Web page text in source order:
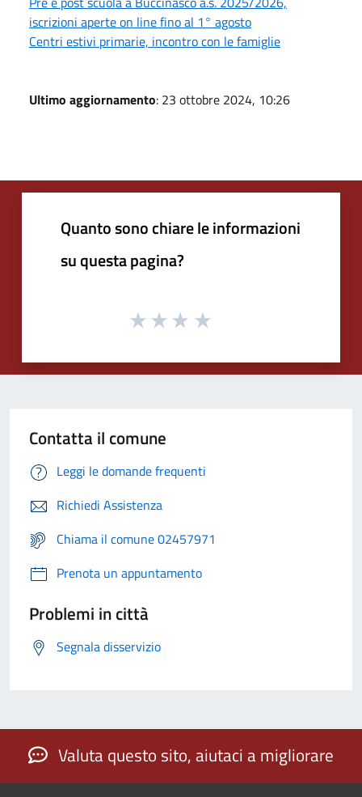
iscrizioni aperte on line fino al 1° agosto
Centri estivi primarie, incontro con le famiglie
Ultimo aggiornamento: 23 ottobre 2024, 10:26
Quanto sono chiare le informazioni
su questa pagina?
Contatta il comune
Leggi le domande frequenti
Richiedi Assistenza
Chiama il comune 02457971
Prenota un appuntamento
Problemi in città
Segnala disservizio
Valuta questo sito, aiutaci a migliorare